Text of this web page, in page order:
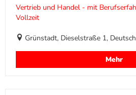
Vertrieb und Handel - mit
Vollzeit
Grünstadt, Dieselstraße 1,
Mehr